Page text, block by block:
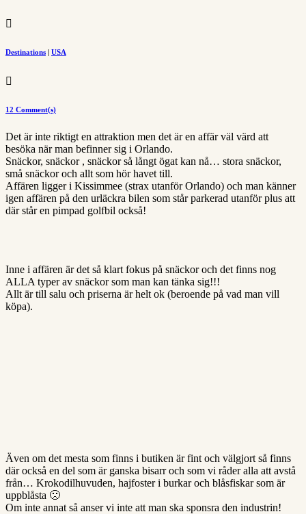

Destinations | USA

12 Comment(s)
Det är inte riktigt en attraktion men det är en affär väl värd att
besöka när man befinner sig i Orlando.
Snäckor, snäckor , snäckor så långt ögat kan nå… stora snäckor,
små snäckor och allt som hör havet till.
Affären ligger i Kissimmee (strax utanför Orlando) och man känner
igen affären på den urläckra bilen som står parkerad utanför plus att
där står en pimpad golfbil också!
Inne i affären är det så klart fokus på snäckor och det finns nog
ALLA typer av snäckor som man kan tänka sig!!!
Allt är till salu och priserna är helt ok (beroende på vad man vill
köpa).
Även om det mesta som finns i butiken är fint och välgjort så finns
där också en del som är ganska bisarr och som vi råder alla att avstå
från… Krokodilhuvuden, hajfoster i burkar och blåsfiskar som är
uppblåsta 🙁
Om inte annat så anser vi inte att man ska sponsra den industrin!